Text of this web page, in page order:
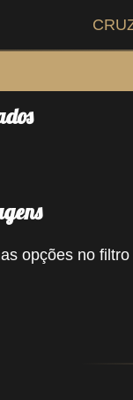
opções no